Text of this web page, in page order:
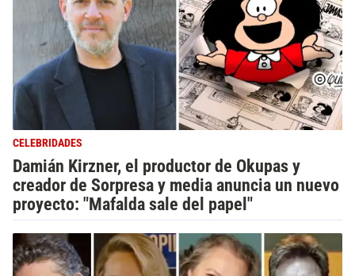
CELEBRIDADES
Damián Kirzner, el productor de Okupas y
creador de Sorpresa y media anuncia un nuevo
proyecto: "Mafalda sale del papel"